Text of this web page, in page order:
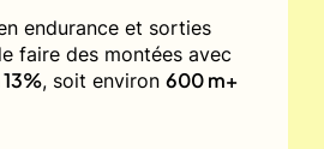
endurance et sorties
faire des montées avec
13%, soit environ 600 m+